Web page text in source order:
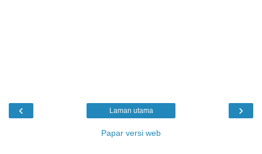
‹ ›
Laman utama
Papar versi web